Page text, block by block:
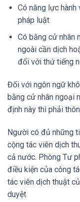
Có năng lực
pháp luật
Có bằng cử nhân
ngoài cần dịch
đối với thứ tiếng
Đối với ngôn ngữ
bằng cử nhân ngoại
định này thì phải
Người có đủ những
cộng tác viên dịch
cả nước. Phòng Tư
điều kiện của công
tác viên dịch thuật
duyệt